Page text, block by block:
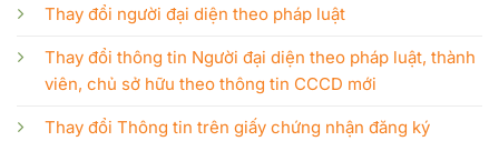
Thay đổi người đại diện theo pháp luật
Thay đổi thông tin Người đại diện theo pháp luật, thành
viên, chủ sở hữu theo thông tin CCCD mới
Thay đổi Thông tin trên giấy chứng nhận đăng ký